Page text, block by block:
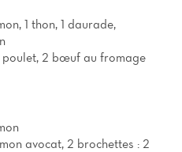
1 thon, 1 daurade,
poulet, 2 bœuf au fromage
avocat, 2 brochettes : 2